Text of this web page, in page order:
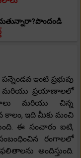
ఇంటి ప్రభువు
మరియు ప్రయాణాలలో
మరియు చిన్న
కాలం, ఇది మీకు మంచి
ఈ సంచారం ఐటి,
రంగాలలో
అందిస్తుంది.